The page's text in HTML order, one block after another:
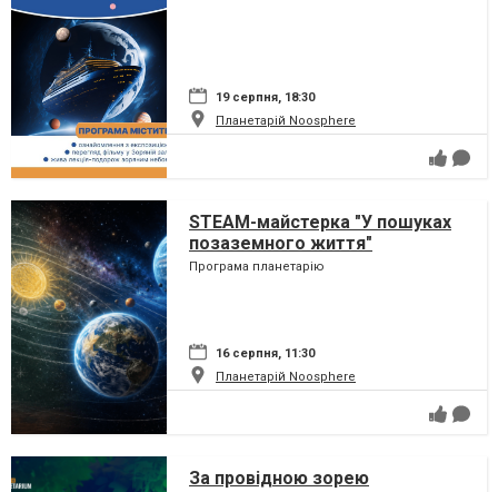
19 серпня, 18:30
Планетарій Noosphere
STEAM-майстерка "У пошуках
позаземного життя"
Програма планетарію
16 серпня, 11:30
Планетарій Noosphere
За провідною зорею